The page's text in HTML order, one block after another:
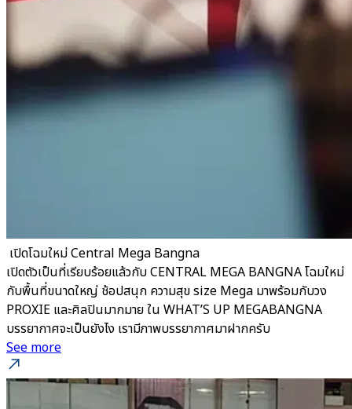
​ เปิดโฉมใหม่ Central Mega Bangna
เปิดตัวเป็นที่เรียบร้อยแล้วกับ CENTRAL MEGA BANGNA โฉมใหม่
กับพื้นที่ขนาดใหญ่ ช้อปสนุก ความสุข size Mega มาพร้อมกับวง
PROXIE และศิลปินมากมาย ใน WHAT’S UP MEGABANGNA
บรรยากาศจะเป็นยังไง เรามีภาพบรรยากาศมาฝากครับ
See more